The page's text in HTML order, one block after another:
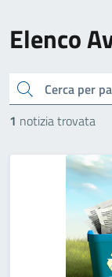
Elenco
cerca
1 notizia trovata